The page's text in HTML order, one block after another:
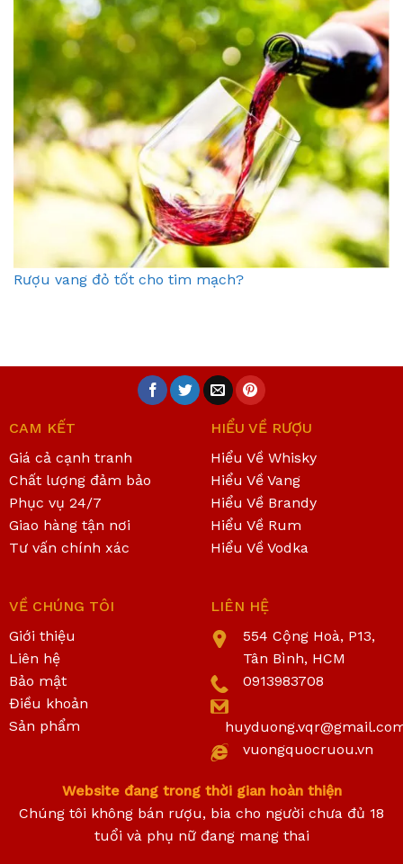
Rượu vang đỏ tốt cho tim mạch?
CAM KẾT
Giá cả cạnh tranh
Chất lượng đảm bảo
Phục vụ 24/7
Giao hàng tận nơi
Tư vấn chính xác
HIỂU VỀ RƯỢU
Hiểu Về Whisky
Hiểu Về Vang
Hiểu Về Brandy
Hiểu Về Rum
Hiểu Về Vodka
VỀ CHÚNG TÔI
Giới thiệu
Liên hệ
Bảo mật
Điều khoản
Sản phẩm
LIÊN HỆ
554 Cộng Hoà, P13,
Tân Bình, HCM
0913983708
vuongquocruou.vn
Website đang trong thời gian hoàn thiện
Chúng tôi không bán rượu, bia cho người chưa đủ 18
tuổi và phụ nữ đang mang thai